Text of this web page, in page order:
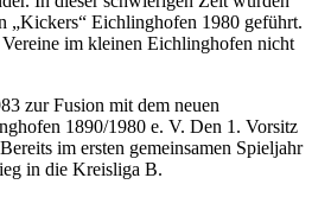
„Kickers“ Eichlinghofen 1980 geführt.
im kleinen Eichlinghofen nicht
zur Fusion mit dem neuen
1890/1980 e. V. Den 1. Vorsitz
im ersten gemeinsamen Spieljahr
in die Kreisliga B.